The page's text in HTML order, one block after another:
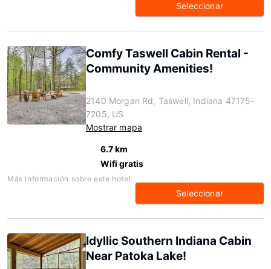
Seleccionar
Comfy Taswell Cabin Rental -
Community Amenities!
2140 Morgan Rd, Taswell, Indiana 47175-
7205, US
Mostrar mapa
6.7 km
Wifi gratis
Más información sobre este hotel:
Seleccionar
Idyllic Southern Indiana Cabin
Near Patoka Lake!